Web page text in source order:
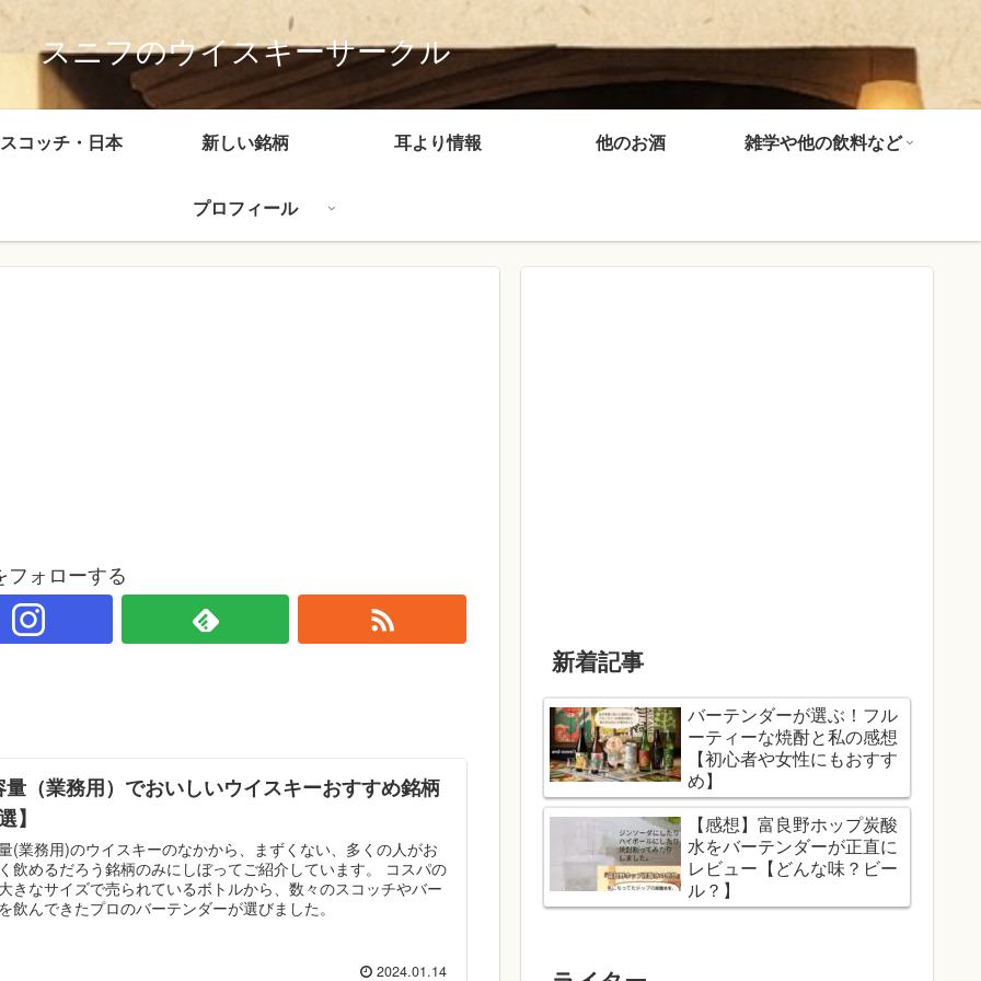
スニフのウイスキーサークル
コッチ・日本 新しい銘柄 耳より情報 他のお酒 雑学や他の飲料など
プロフィール
フォローする
量（業務用）でおいしいウイスキーおすすめ銘柄
】
(業務用)のウイスキーのなかから、まずくない、多くの人がお
飲めるだろう銘柄のみにしぼってご紹介しています。 コスパの
きなサイズで売られているボトルから、数々のスコッチやバー
飲んできたプロのバーテンダーが選びました。
2024.01.14
新着記事
バーテンダーが選ぶ！フル
ーティーな焼酎と私の感想
【初心者や女性にもおすす
め】
【感想】富良野ホップ炭酸
水をバーテンダーが正直に
レビュー【どんな味？ビー
ル？】